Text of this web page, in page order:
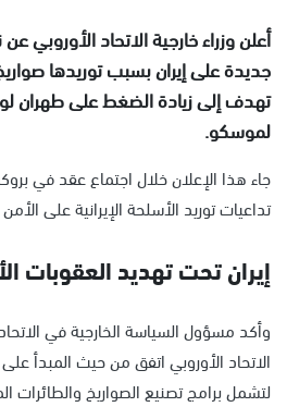
أعلن وزراء خارجية الاتحاد
جديدة على إيران بسبب توريدها
تهدف إلى زيادة الضغط على طهران
لموسكو.
جاء هذا الإعلان خلال اجتماع عقد في
تداعيات توريد الأسلحة الإيرانية على
إيران تحت تهديد العقوبات
وأكد مسؤول السياسة الخارجية في
الاتحاد الأوروبي اتفق من حيث المبدأ
لتشمل برامج تصنيع الصواريخ والطائرات